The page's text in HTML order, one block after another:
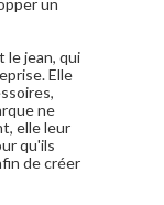
un
le jean, qui
Elle
ne
elle leur
qu'ils
de créer